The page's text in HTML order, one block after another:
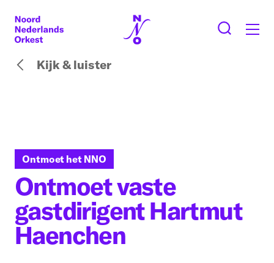
Kijk & luister
Ontmoet het NNO
Ontmoet vaste
gastdirigent Hartmut
Haenchen